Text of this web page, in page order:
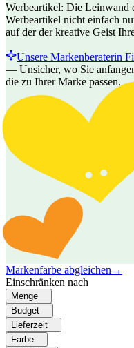
Werbeartikel: Die Leinwand
Werbeartikel nicht einfach
auf der der kreative Geist
Unsere Markenberaterin
— Unsicher, wo Sie
die zu Ihrer Marke passen.
Markenfarbe abgleichen →
Einschränken nach
Menge
Budget
Lieferzeit
Farbe